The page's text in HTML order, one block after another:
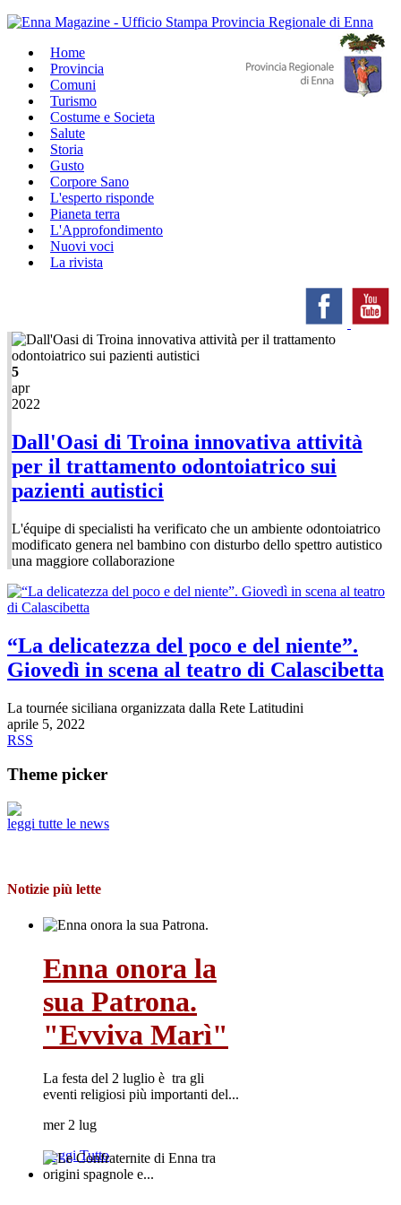
Home
Provincia
Comuni
Turismo
Costume e Societa
Salute
Storia
Gusto
Corpore Sano
L'esperto risponde
Pianeta terra
L'Approfondimento
Nuovi voci
La rivista
5
apr
2022
Dall'Oasi di Troina innovativa attività
per il trattamento odontoiatrico sui
pazienti autistici
L'équipe di specialisti ha verificato che un ambiente odontoiatrico
modificato genera nel bambino con disturbo dello spettro autistico
una maggiore collaborazione
“La delicatezza del poco e del niente”.
Giovedì in scena al teatro di Calascibetta
La tournée siciliana organizzata dalla Rete Latitudini
aprile 5, 2022
RSS
Theme picker
leggi tutte le news
Notizie più lette
Enna onora la
sua Patrona.
"Evviva Marì"
La festa del 2 luglio è tra gli
eventi religiosi più importanti del...
mer 2 lug
Leggi Tutto